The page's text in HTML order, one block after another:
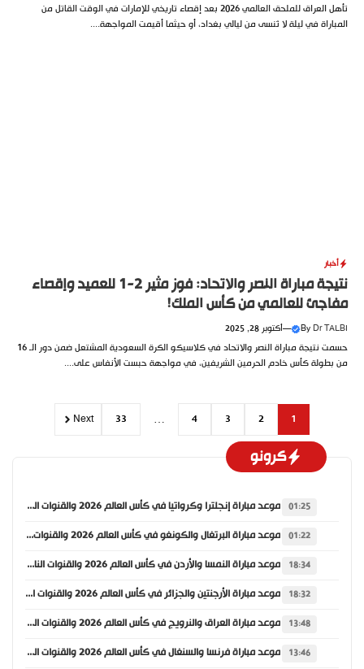
تأهل العراق للملحق العالمي 2026 بعد إقصاء تاريخي للإمارات في الوقت القاتل من
المباراة في ليلة لا تُنسى من ليالي بغداد، أو حيثما أقيمت المواجهة....
أخبار
نتيجة مباراة النصر والاتحاد: فوز مثير 2-1 للعميد وإقصاء
مفاجئ للعالمي من كأس الملك!
By Dr TALBI
—أكتوبر 28, 2025
حسمت نتيجة مباراة النصر والاتحاد في كلاسيكو الكرة السعودية المشتعل ضمن دور الـ 16
من بطولة كأس خادم الحرمين الشريفين، في مواجهة حبست الأنفاس على....
1
2
3
4
…
33
Next
كرونو
01:25 موعد مباراة إنجلترا وكرواتيا في كأس العالم 2026 والقنوات الناقلة
01:22 موعد مباراة البرتغال والكونغو في كأس العالم 2026 والقنوات الناقلة
18:34 موعد مباراة النمسا والأردن في كأس العالم 2026 والقنوات الناقلة
18:32 موعد مباراة الأرجنتين والجزائر في كأس العالم 2026 والقنوات الناقلة
13:48 موعد مباراة العراق والنرويج في كأس العالم 2026 والقنوات الناقلة
13:46 موعد مباراة فرنسا والسنغال في كأس العالم 2026 والقنوات الناقلة